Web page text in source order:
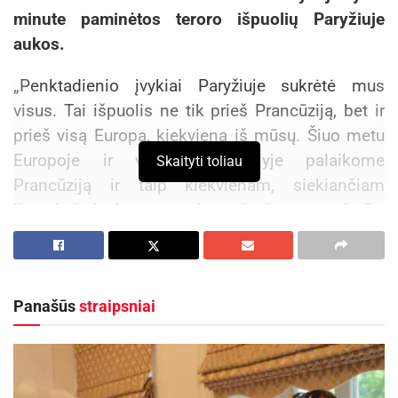
minute paminėtos teroro išpuolių Paryžiuje
aukos.
„Penktadienio įvykiai Paryžiuje sukrėtė mus
visus. Tai išpuolis ne tik prieš Prancūziją, bet ir
prieš visą Europą, kiekvieną iš mūsų. Šiuo metu
Europoje ir visame pasaulyje palaikome
Prancūziją ir taip kiekvienam, siekiančiam
įbauginti, dar kartą parodome, kad esame stiprūs,
nes vieningi“, – sakė Savivaldybės
administracijos direktorius Tomas Jukna.
Aktualios naujienos
Jonavos ligoninėje gimė 300-asis šių metų
kūdikis
2026-08-04
Skaityti toliau
Panašūsstraipsniai